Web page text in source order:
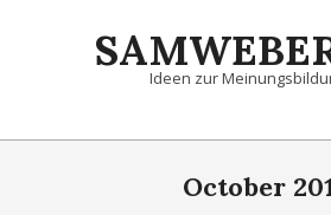
Ideen zur
Primary
October